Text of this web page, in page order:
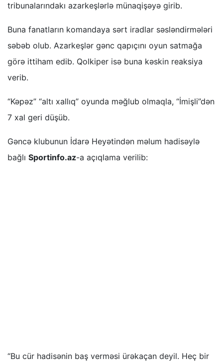
tribunalarındakı azarkeşlərlə münaqişəyə girib.
Buna fanatların komandaya sərt iradlar səsləndirmələri
səbəb olub. Azarkeşlər gənc qapıçını oyun satmağa
görə ittiham edib. Qolkiper isə buna kəskin reaksiya
verib.
“Kəpəz” “altı xallıq” oyunda məğlub olmaqla, “İmişli”dən
7 xal geri düşüb.
Gəncə klubunun İdarə Heyətindən məlum hadisəylə
bağlı Sportinfo.az-a açıqlama verilib:
“Bu cür hadisənin baş verməsi ürəkaçan deyil. Heç bir